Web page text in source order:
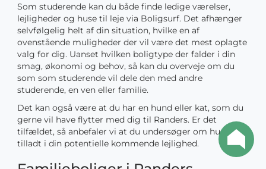
Som studerende kan du både finde ledige værelser,
lejligheder og huse til leje via Boligsurf. Det afhænger
selvfølgelig helt af din situation, hvilke en af
ovenstående muligheder der vil være det mest oplagte
valg for dig. Uanset hvilken boligtype der falder i din
smag, økonomi og behov, så kan du overveje om du
som som studerende vil dele den med andre
studerende, en ven eller familie.
Det kan også være at du har en hund eller kat, som du
gerne vil have flytter med dig til Randers. Er det
tilfældet, så anbefaler vi at du undersøger om husdyr er
tilladt i din potentielle kommende lejlighed.